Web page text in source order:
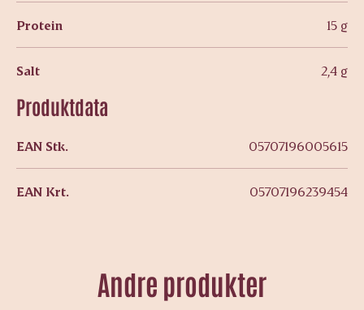
Protein 15 g
Salt 2,4 g
Produktdata
EAN Stk. 05707196005615
EAN Krt. 05707196239454
Andre produkter